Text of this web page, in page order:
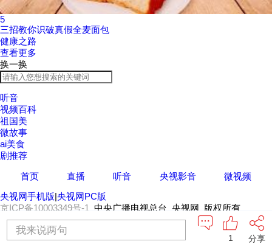
5
三招教你识破真假全麦面包
健康之路
查看更多
换一换
听音
视频百科
祖国美
微故事
ai美食
剧推荐
首页
直播 听音 央视影音
微视频
央视网手机版|央视网PC版
京ICP备10003349号-1
中央广播电视总台 央视网 版权所有
我来说两句
分享
1